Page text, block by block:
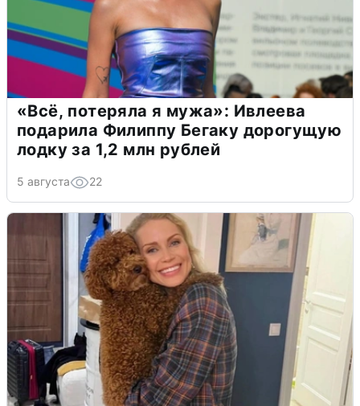
«Всё, потеряла я мужа»: Ивлеева
подарила Филиппу Бегаку дорогущую
лодку за 1,2 млн рублей
5 августа 22